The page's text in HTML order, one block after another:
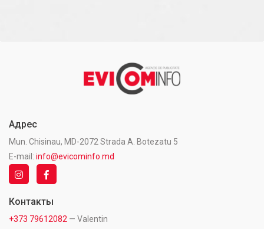
Адрес
Mun. Chisinau, MD-2072 Strada A. Botezatu 5
E-mail: info@evicominfo.md
Контакты
+373 79612082 — Valentin